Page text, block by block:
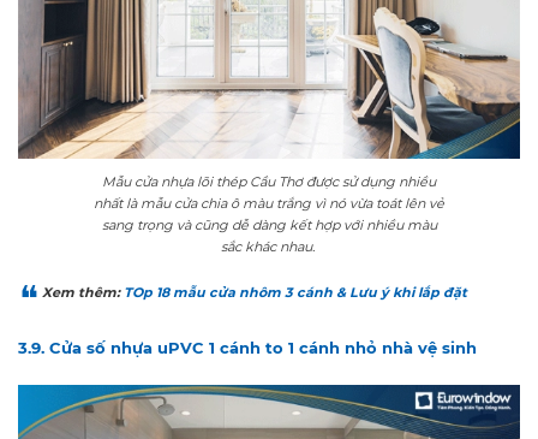
Mẫu cửa nhựa lõi thép Cầu Thơ được sử dụng nhiều
nhất là mẫu cửa chia ô màu trắng vì nó vừa toát lên vẻ
sang trọng và cũng dễ dàng kết hợp với nhiều màu
sắc khác nhau.
Xem thêm: TOp 18 mẫu cửa nhôm 3 cánh & Lưu ý khi lắp đặt
3.9. Cửa số nhựa uPVC 1 cánh to 1 cánh nhỏ nhà vệ sinh